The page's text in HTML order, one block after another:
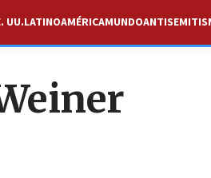
UU.LATINOAMÉRICAMUNDO